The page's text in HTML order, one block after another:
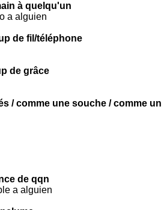
à quelqu'un
a alguien
de fil/téléphone
de grâce
/ comme une souche / comme un
de qqn
a alguien